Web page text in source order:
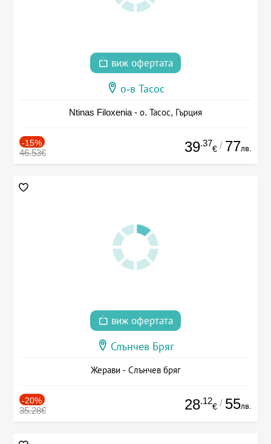
виж офертата
о-в Тасос
Ntinas Filoxenia - о. Тасос, Гърция
-15%
46.53€ 39.37
€ / 77лв.
виж офертата
Слънчев Бряг
Жерави - Слънчев бряг
-20%
35.28€ 28.12
€ / 55лв.